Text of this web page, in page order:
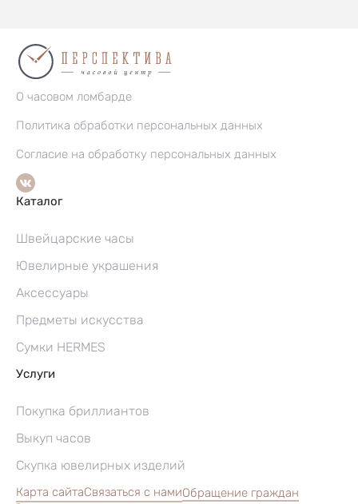
О часовом ломбарде
Политика обработки персональных данных
Согласие на обработку персональных данных
Каталог
Швейцарские часы
Ювелирные украшения
Аксессуары
Предметы искусства
Сумки HERMES
Услуги
Покупка бриллиантов
Выкуп часов
Скупка ювелирных изделий
Карта сайтаСвязаться с намиОбращение граждан